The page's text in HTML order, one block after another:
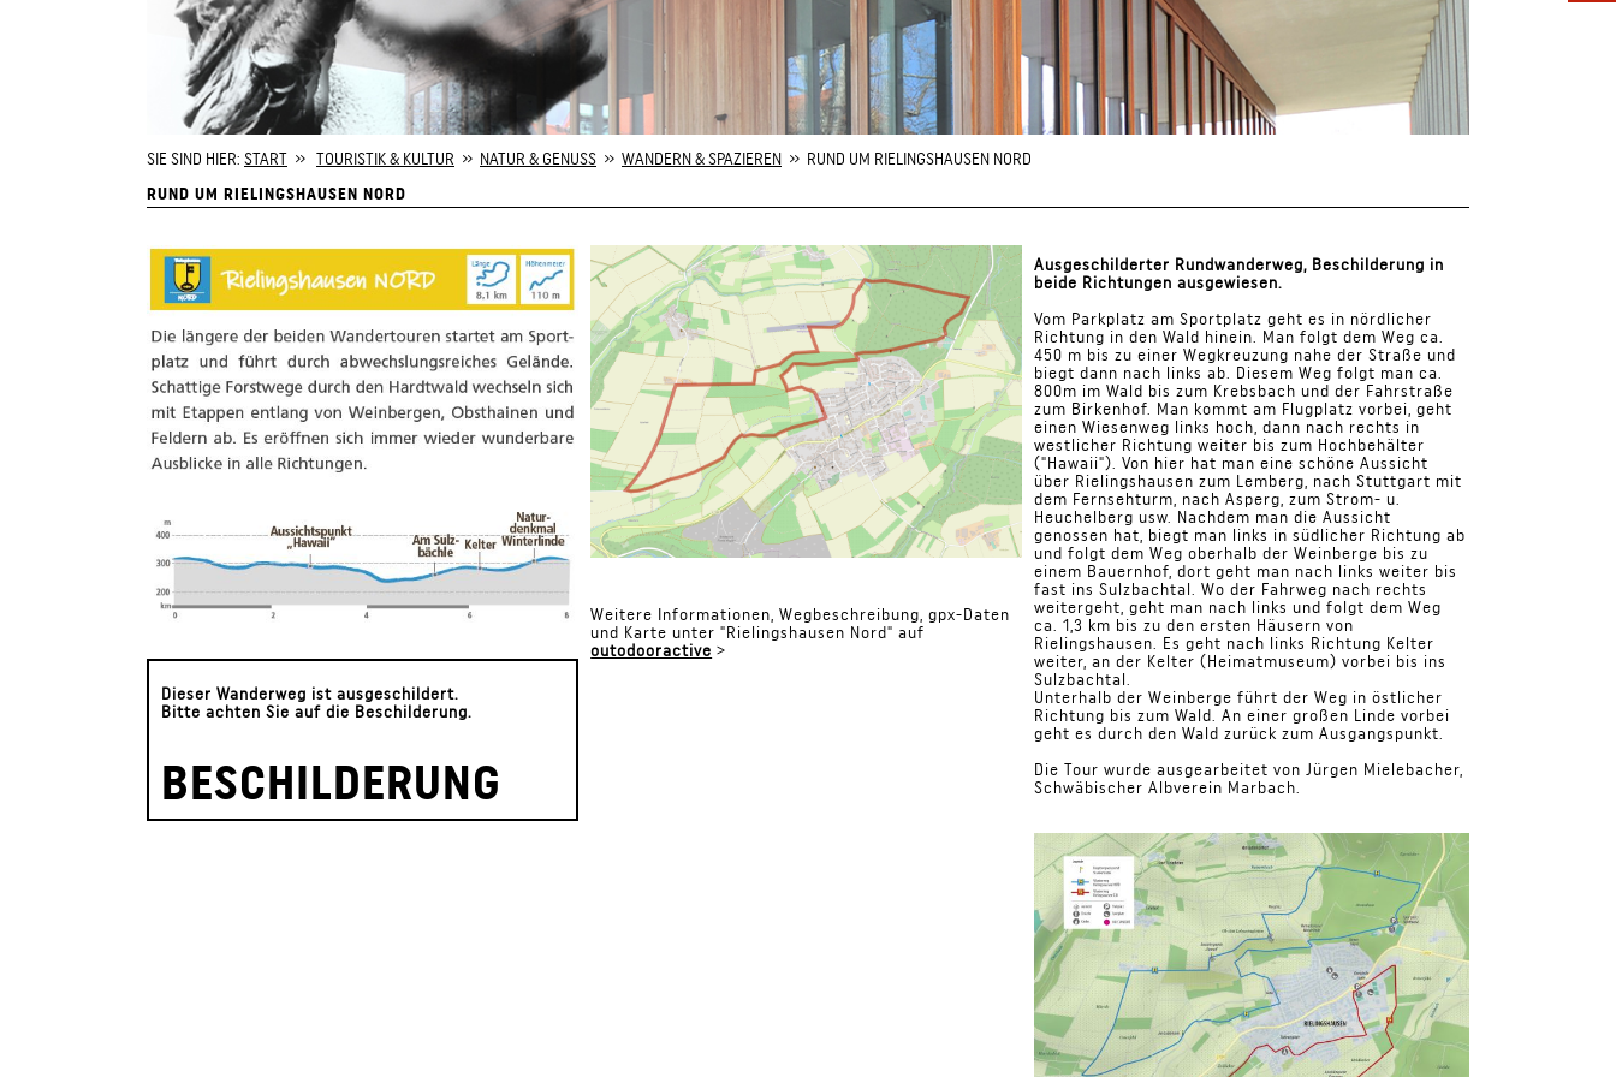
SIE SIND HIER: START » TOURISTIK & KULTUR » NATUR & GENUSS » WANDERN & SPAZIEREN » RUND UM RIELINGSHAUSEN NORD
RUND UM RIELINGSHAUSEN NORD
Dieser Wanderweg ist ausgeschildert.
Bitte achten Sie auf die Beschilderung.
BESCHILDERUNG
Weitere Informationen, Wegbeschreibung, gpx-Daten
und Karte unter "Rielingshausen Nord" auf
outodooractive >
Ausgeschilderter Rundwanderweg, Beschilderung in
beide Richtungen ausgewiesen.
Vom Parkplatz am Sportplatz geht es in nördlicher
Richtung in den Wald hinein. Man folgt dem Weg ca.
450 m bis zu einer Wegkreuzung nahe der Straße und
biegt dann nach links ab. Diesem Weg folgt man ca.
800m im Wald bis zum Krebsbach und der Fahrstraße
zum Birkenhof. Man kommt am Flugplatz vorbei, geht
einen Wiesenweg links hoch, dann nach rechts in
westlicher Richtung weiter bis zum Hochbehälter
("Hawaii"). Von hier hat man eine schöne Aussicht
über Rielingshausen zum Lemberg, nach Stuttgart mit
dem Fernsehturm, nach Asperg, zum Strom- u.
Heuchelberg usw. Nachdem man die Aussicht
genossen hat, biegt man links in südlicher Richtung ab
und folgt dem Weg oberhalb der Weinberge bis zu
einem Bauernhof, dort geht man nach links weiter bis
fast ins Sulzbachtal. Wo der Fahrweg nach rechts
weitergeht, geht man nach links und folgt dem Weg
ca. 1,3 km bis zu den ersten Häusern von
Rielingshausen. Es geht nach links Richtung Kelter
weiter, an der Kelter (Heimatmuseum) vorbei bis ins
Sulzbachtal.
Unterhalb der Weinberge führt der Weg in östlicher
Richtung bis zum Wald. An einer großen Linde vorbei
geht es durch den Wald zurück zum Ausgangspunkt.
Die Tour wurde ausgearbeitet von Jürgen Mielebacher,
Schwäbischer Albverein Marbach.